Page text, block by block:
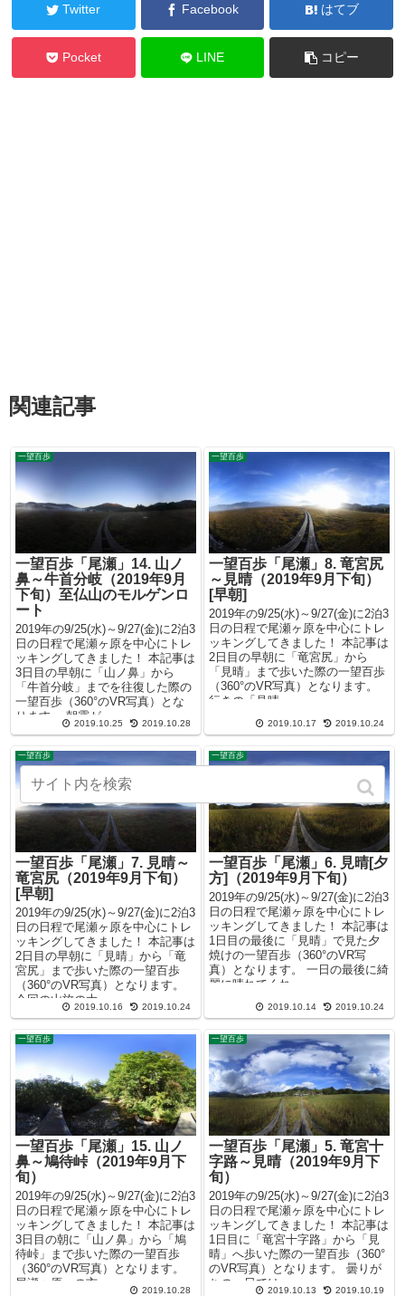
Twitter Facebook はてブ
Pocket LINE コピー
関連記事
一望百歩
一望百歩「尾瀬」14. 山ノ
鼻～牛首分岐（2019年9月
下旬）至仏山のモルゲンロ
ート
2019年の9/25(水)～9/27(金)に2泊3
日の日程で尾瀬ヶ原を中心にトレ
ッキングしてきました！ 本記事は
3日目の早朝に「山ノ鼻」から
「牛首分岐」までを往復した際の
一望百歩（360°のVR写真）とな
ります。 朝霧が...
2019.10.25 2019.10.28
一望百歩
一望百歩「尾瀬」8. 竜宮尻
～見晴（2019年9月下旬）
[早朝]
2019年の9/25(水)～9/27(金)に2泊3
日の日程で尾瀬ヶ原を中心にトレ
ッキングしてきました！ 本記事は
2日目の早朝に「竜宮尻」から
「見晴」まで歩いた際の一望百歩
（360°のVR写真）となります。
行きの「見晴」...
2019.10.17 2019.10.24
一望百歩
一望百歩「尾瀬」7. 見晴～
竜宮尻（2019年9月下旬）
[早朝]
2019年の9/25(水)～9/27(金)に2泊3
日の日程で尾瀬ヶ原を中心にトレ
ッキングしてきました！ 本記事は
2日目の早朝に「見晴」から「竜
宮尻」まで歩いた際の一望百歩
（360°のVR写真）となります。
今回の山旅の大...
2019.10.16 2019.10.24
一望百歩
一望百歩「尾瀬」6. 見晴[夕
方]（2019年9月下旬）
2019年の9/25(水)～9/27(金)に2泊3
日の日程で尾瀬ヶ原を中心にトレ
ッキングしてきました！ 本記事は
1日目の最後に「見晴」で見た夕
焼けの一望百歩（360°のVR写
真）となります。 一日の最後に綺
麗に晴れてくれ...
2019.10.14 2019.10.24
一望百歩
一望百歩「尾瀬」15. 山ノ
鼻～鳩待峠（2019年9月下
旬）
2019年の9/25(水)～9/27(金)に2泊3
日の日程で尾瀬ヶ原を中心にトレ
ッキングしてきました！ 本記事は
3日目の朝に「山ノ鼻」から「鳩
待峠」まで歩いた際の一望百歩
（360°のVR写真）となります。
尾瀬ヶ原への玄...
2019.10.28
一望百歩
一望百歩「尾瀬」5. 竜宮十
字路～見晴（2019年9月下
旬）
2019年の9/25(水)～9/27(金)に2泊3
日の日程で尾瀬ヶ原を中心にトレ
ッキングしてきました！ 本記事は
1日目に「竜宮十字路」から「見
晴」へ歩いた際の一望百歩（360°
のVR写真）となります。 曇りが
ちの一日では...
2019.10.13 2019.10.19